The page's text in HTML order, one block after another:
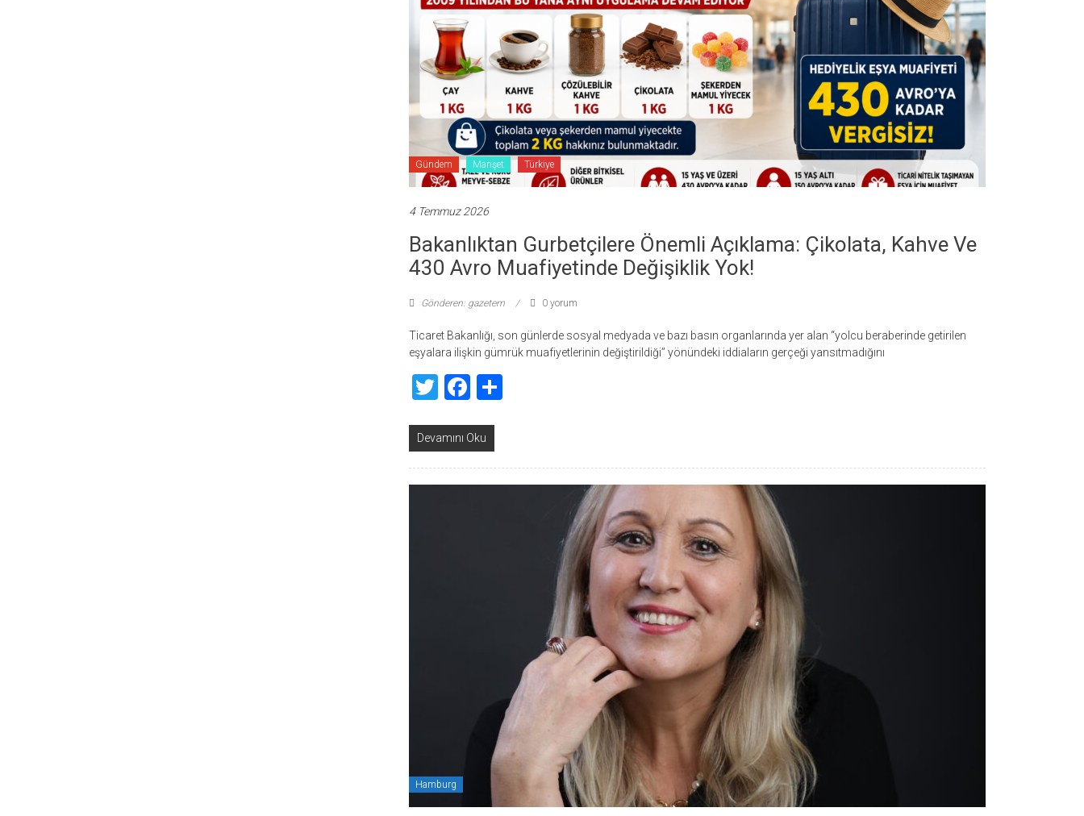
Gündem Manşet Türkiye
4 Temmuz 2026
Bakanlıktan Gurbetçilere Önemli Açıklama: Çikolata, Kahve Ve
430 Avro Muafiyetinde Değişiklik Yok!
Gönderen: gazetem 0 yorum
Ticaret Bakanlığı, son günlerde sosyal medyada ve bazı basın organlarında yer alan “yolcu beraberinde getirilen
eşyalara ilişkin gümrük muafiyetlerinin değiştirildiği” yönündeki iddiaların gerçeği yansıtmadığını
TwitterFacebook
Devamını Oku
Hamburg